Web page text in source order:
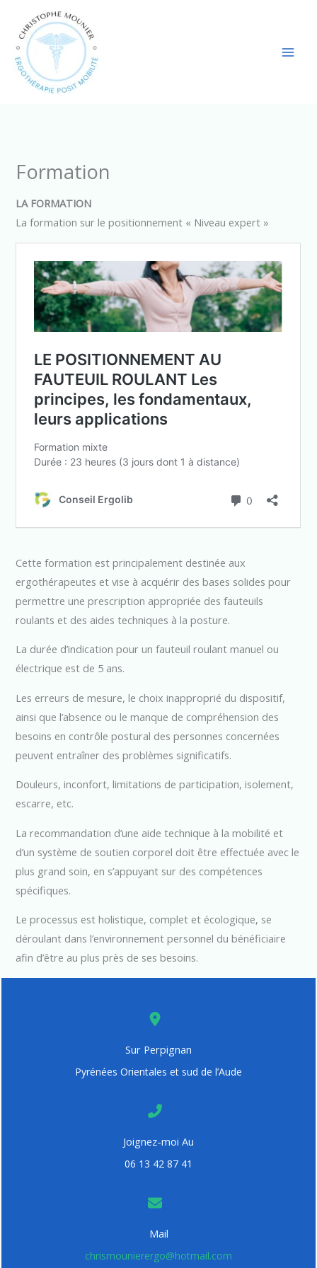
contenu
Formation
LA FORMATION
La formation sur le positionnement « Niveau expert »
Cette formation est principalement destinée aux
ergothérapeutes et vise à acquérir des bases solides pour
permettre une prescription appropriée des fauteuils
roulants et des aides techniques à la posture.
La durée d’indication pour un fauteuil roulant manuel ou
électrique est de 5 ans.
Les erreurs de mesure, le choix inapproprié du dispositif,
ainsi que l’absence ou le manque de compréhension des
besoins en contrôle postural des personnes concernées
peuvent entraîner des problèmes significatifs.
Douleurs, inconfort, limitations de participation, isolement,
escarre, etc.
La recommandation d’une aide technique à la mobilité et
d’un système de soutien corporel doit être effectuée avec le
plus grand soin, en s’appuyant sur des compétences
spécifiques.
Le processus est holistique, complet et écologique, se
déroulant dans l’environnement personnel du bénéficiaire
afin d’être au plus près de ses besoins.
Sur Perpignan
Pyrénées Orientales et sud de l’Aude
Joignez-moi Au
06 13 42 87 41
Mail
chrismounierergo@hotmail.com